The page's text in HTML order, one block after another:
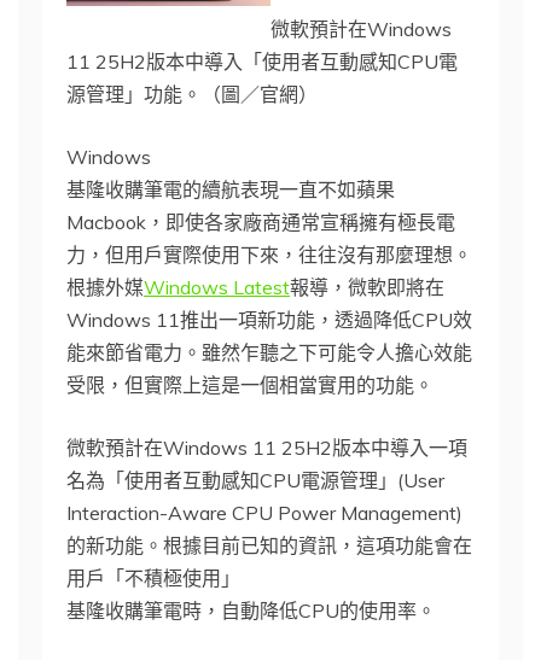
微軟預計在Windows
11 25H2版本中導入「使用者互動感知CPU電
源管理」功能。（圖／官網）
Windows
基隆收購筆電的續航表現一直不如蘋果
Macbook，即使各家廠商通常宣稱擁有極長電
力，但用戶實際使用下來，往往沒有那麼理想。
根據外媒Windows Latest報導，微軟即將在
Windows 11推出一項新功能，透過降低CPU效
能來節省電力。雖然乍聽之下可能令人擔心效能
受限，但實際上這是一個相當實用的功能。
微軟預計在Windows 11 25H2版本中導入一項
名為「使用者互動感知CPU電源管理」(User
Interaction-Aware CPU Power Management)
的新功能。根據目前已知的資訊，這項功能會在
用戶「不積極使用」
基隆收購筆電時，自動降低CPU的使用率。